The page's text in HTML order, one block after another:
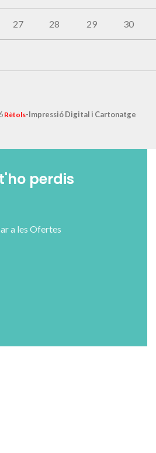
27 28 29 30
Rètols-Impressió Digital i Cartonatge
perdis
a les Ofertes